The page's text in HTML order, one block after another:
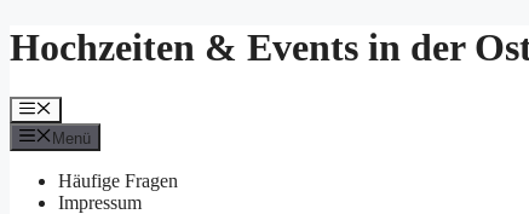
Springe
zum
Hochzeiten & Events in der
Menü
Menü
Häufige Fragen
Impressum